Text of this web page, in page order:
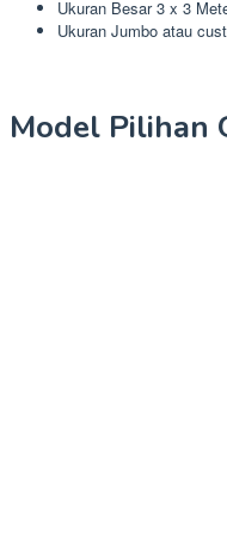
Ukuran Besar 3 x 3
Ukuran Jumbo atau
Model Pilihan